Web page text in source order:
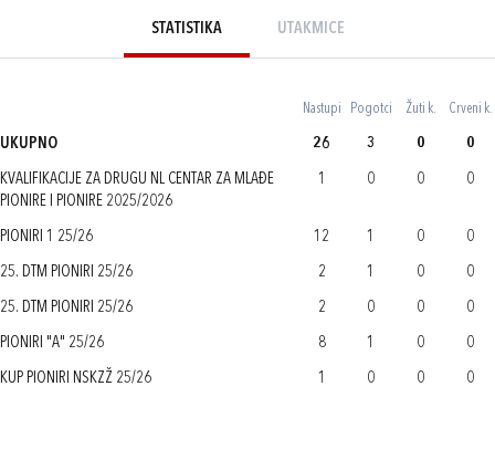
STATISTIKA UTAKMICE
Nastupi Pogotci Žuti k. Crveni k.
UKUPNO 26 3 0 0
KVALIFIKACIJE ZA DRUGU NL CENTAR ZA MLAĐE
PIONIRE I PIONIRE 2025/2026
1 0 0 0
PIONIRI 1 25/26 12 1 0 0
25. DTM PIONIRI 25/26 2 1 0 0
25. DTM PIONIRI 25/26 2 0 0 0
PIONIRI "A" 25/26 8 1 0 0
KUP PIONIRI NSKZŽ 25/26 1 0 0 0